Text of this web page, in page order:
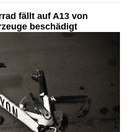
fällt auf A13 von
beschädigt